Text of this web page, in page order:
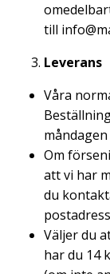
till
Leverans
Våra
Om
att vi har
du
Väljer du
har du 14